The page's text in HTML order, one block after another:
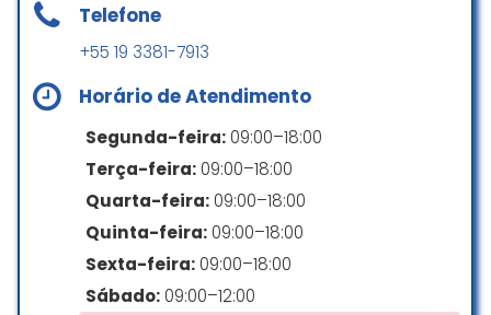
preferenciais ou às famílias que
esperavam um encerramento de
planejado.
Minha indignação não é com a
Azul, que prestou um bom serviço
durante o voo, mas sim com o
sistema aeroportuário, que
permite atrasos superiores a uma
hora, mas não oferece nenhuma
flexibilidade para garantir
conexões previstas e contratadas
Telefone
+55 19 3381-7913
Horário de Atendimento
Segunda-feira: 09:00–18:00
Terça-feira: 09:00–18:00
Quarta-feira: 09:00–18:00
Quinta-feira: 09:00–18:00
Sexta-feira: 09:00–18:00
Sábado: 09:00–12:00